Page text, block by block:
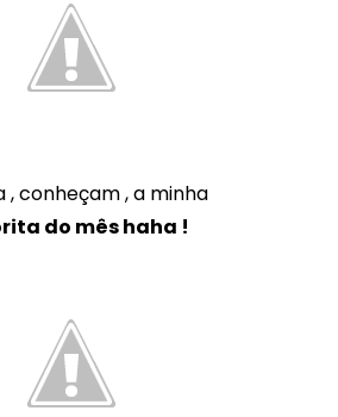
, conheçam , a minha
do mês haha !